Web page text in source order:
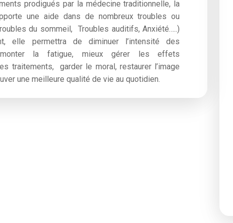
prodigués par la médecine traditionnelle, la
une aide dans de nombreux troubles ou
du sommeil, Troubles auditifs, Anxiété…..)
elle permettra de diminuer l’intensité des
la fatigue, mieux gérer les effets
traitements, garder le moral, restaurer l’image
une meilleure qualité de vie au quotidien.